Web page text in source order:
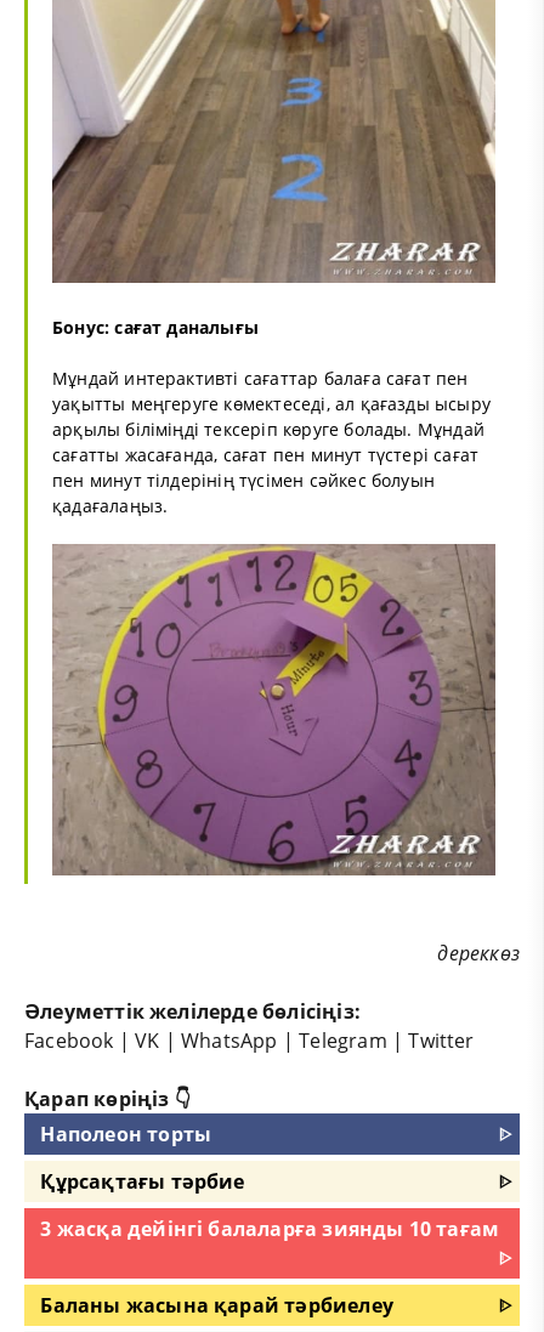
Бонус: сағат даналығы
Мұндай интерактивті сағаттар балаға сағат пен
уақытты меңгеруге көмектеседі, ал қағазды ысыру
арқылы біліміңді тексеріп көруге болады. Мұндай
сағатты жасағанда, сағат пен минут түстері сағат
пен минут тілдерінің түсімен сәйкес болуын
қадағалаңыз.
дереккөз
Әлеуметтік желілерде бөлісіңіз:
Facebook |VK |WhatsApp |Telegram |Twitter
Қарап көріңіз 👇
Наполеон торты
ᐈ
Құрсақтағы тәрбие
ᐈ
3 жасқа дейінгі балаларға зиянды 10 тағам
ᐈ
Баланы жасына қарай тәрбиелеу
ᐈ